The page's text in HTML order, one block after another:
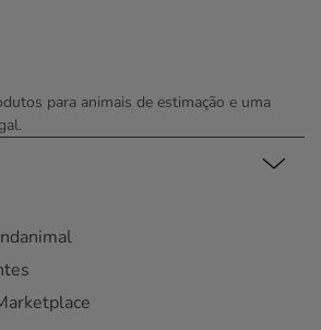
para animais de estimação e uma